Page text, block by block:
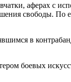
аферах с
свободы. По
в
боевых